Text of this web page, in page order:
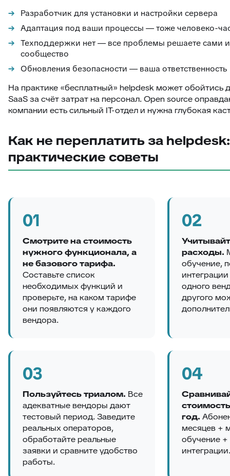
Разработчик для установки и настройки сервера
Адаптация под ваши процессы — тоже человеко-
Техподдержки нет — все проблемы решаете сами
сообщество
Обновления безопасности — ваша ответственность
На практике «бесплатный» helpdesk может обойтись
SaaS за счёт затрат на персонал. Open source
компании есть сильный IT-отдел и нужна глубокая
Как не переплатить за helpdesk:
практические советы
01
Смотрите на стоимость
нужного функционала, а
не базового тарифа.
Составьте список
необходимых функций и
проверьте, на каком тарифе
они появляются у каждого
вендора.
02
расходы.
обучение,
одного
другого
03
Пользуйтесь триалом. Все
адекватные вендоры дают
тестовый период. Заведите
реальных операторов,
обработайте реальные
заявки и сравните удобство
работы.
04
год.
месяцев +
обучение
интеграции.